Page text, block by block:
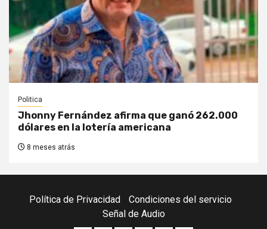
Politica
Jhonny Fernández afirma que ganó 262.000
dólares en la lotería americana
8 meses atrás
Política de Privacidad
Condiciones del servicio
Señal de Audio